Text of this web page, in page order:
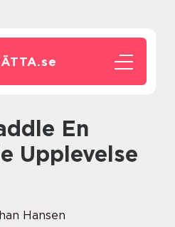
se
Upplevelse
Hansen